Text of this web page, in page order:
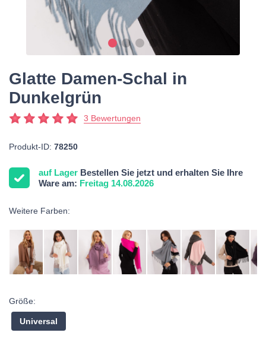
Glatte Damen-Schal in
Dunkelgrün
3 Bewertungen
Produkt-ID: 78250
auf Lager Bestellen Sie jetzt und erhalten Sie Ihre
Ware am: Freitag 14.08.2026
Weitere Farben:
Größe:
Universal